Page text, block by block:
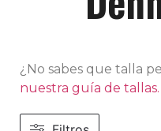
¿No sabes que talla
nuestra guía de tallas.